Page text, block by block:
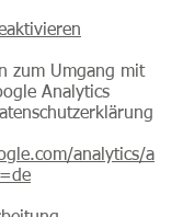
zum Umgang mit
Analytics
analytics/a